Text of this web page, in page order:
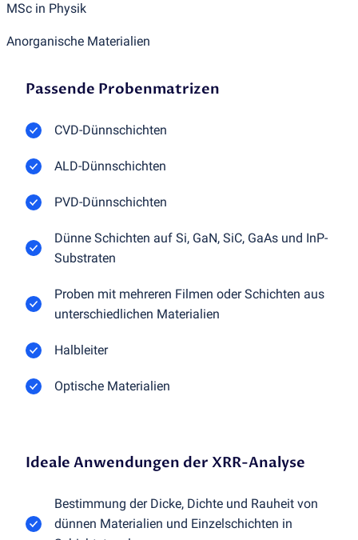
MSc in Physik
Anorganische Materialien
Passende Probenmatrizen
CVD-Dünnschichten
ALD-Dünnschichten
PVD-Dünnschichten
Dünne Schichten auf Si, GaN, SiC, GaAs und InP-
Substraten
Proben mit mehreren Filmen oder Schichten aus
unterschiedlichen Materialien
Halbleiter
Optische Materialien
Ideale Anwendungen der XRR-Analyse
Bestimmung der Dicke, Dichte und Rauheit von
dünnen Materialien und Einzelschichten in